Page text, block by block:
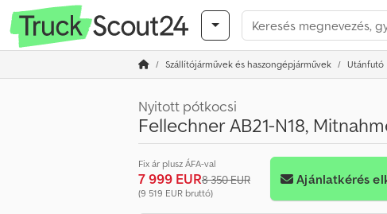
Szállítójárművek és haszongépjárművek Utánfutó
Nyitott pótkocsi
Fellechner AB21-N18,
Fix ár plusz ÁFA-val
7 999 EUR8 350 EUR
(9 519 EUR bruttó)
Ajánlatkérés